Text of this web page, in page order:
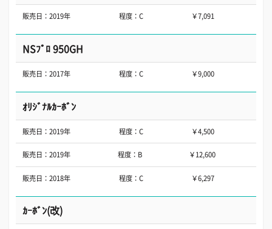
販売日：2019年 程度：C ￥7,091
NSﾌﾟﾛ 950GH
販売日：2017年 程度：C ￥9,000
ｵﾘｼﾞﾅﾙｶｰﾎﾞﾝ
販売日：2019年 程度：C ￥4,500
販売日：2019年 程度：B ￥12,600
販売日：2018年 程度：C ￥6,297
ｶｰﾎﾞﾝ(改)